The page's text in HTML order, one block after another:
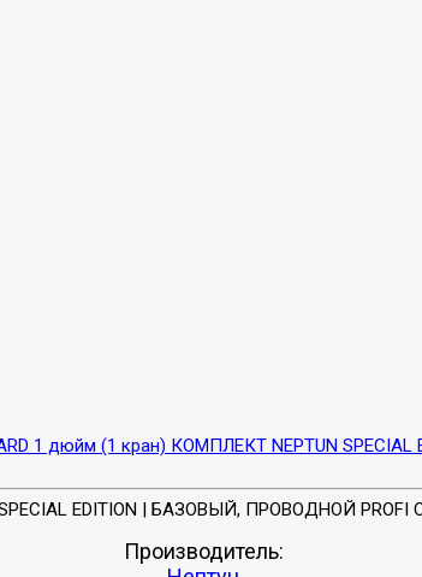
1 дюйм (1 кран) КОМПЛЕКТ NEPTUN
Производитель: